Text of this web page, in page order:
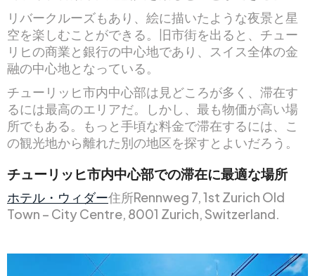
リバークルーズもあり、絵に描いたような夜景と星
空を楽しむことができる。旧市街を出ると、チュー
リヒの商業と銀行の中心地であり、スイス全体の金
融の中心地となっている。
チューリッヒ市内中心部は見どころが多く、滞在す
るには最高のエリアだ。しかし、最も物価が高い場
所でもある。もっと手頃な料金で滞在するには、こ
の観光地から離れた別の地区を探すとよいだろう。
チューリッヒ市内中心部での滞在に最適な場所
ホテル・ウィダー住所Rennweg 7, 1st Zurich Old
Town – City Centre, 8001 Zurich, Switzerland.